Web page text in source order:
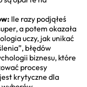
Ile razy podjąłeś
a potem okazała
uczy, jak unikać
błędów
biznesu, które
procesy
krytyczne dla